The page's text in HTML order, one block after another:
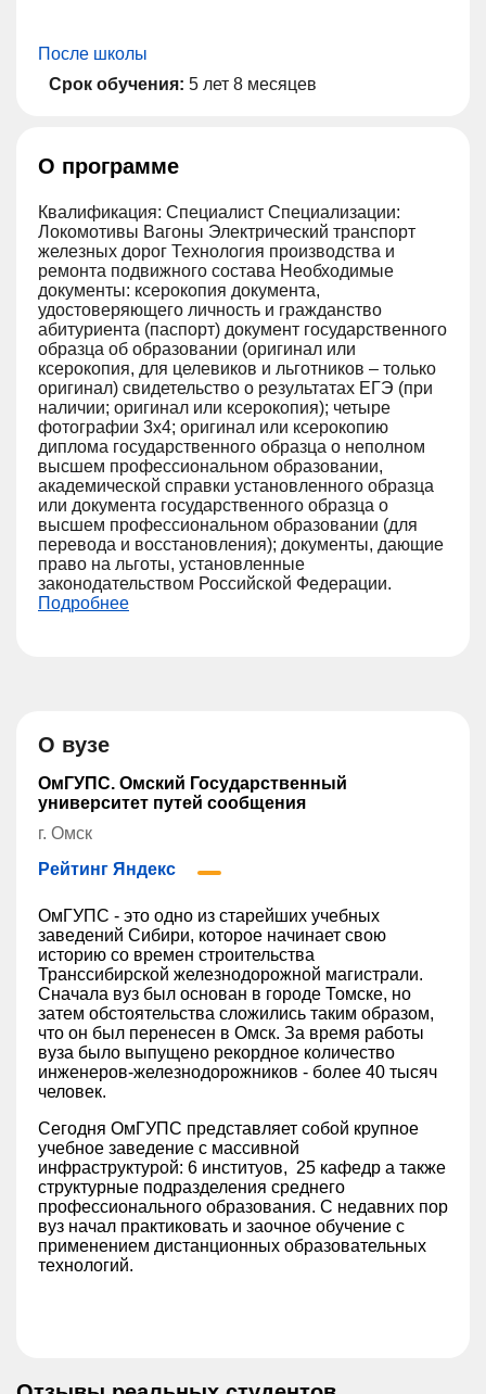
После школы
Срок обучения: 5 лет 8 месяцев
О программе
Квалификация: Специалист Специализации:
Локомотивы Вагоны Электрический транспорт
железных дорог Технология производства и
ремонта подвижного состава Необходимые
документы: ксерокопия документа,
удостоверяющего личность и гражданство
абитуриента (паспорт) документ государственного
образца об образовании (оригинал или
ксерокопия, для целевиков и льготников – только
оригинал) свидетельство о результатах ЕГЭ (при
наличии; оригинал или ксерокопия); четыре
фотографии 3х4; оригинал или ксерокопию
диплома государственного образца о неполном
высшем профессиональном образовании,
академической справки установленного образца
или документа государственного образца о
высшем профессиональном образовании (для
перевода и восстановления); документы, дающие
право на льготы, установленные
законодательством Российской Федерации.
Подробнее
О вузе
ОмГУПС. Омский Государственный
университет путей сообщения
г. Омск
Рейтинг Яндекс
ОмГУПС - это одно из старейших учебных
заведений Сибири, которое начинает свою
историю со времен строительства
Транссибирской железнодорожной магистрали.
Сначала вуз был основан в городе Томске, но
затем обстоятельства сложились таким образом,
что он был перенесен в Омск. За время работы
вуза было выпущено рекордное количество
инженеров-железнодорожников - более 40 тысяч
человек.
Сегодня ОмГУПС представляет собой крупное
учебное заведение с массивной
инфраструктурой: 6 институов, 25 кафедр а также
структурные подразделения среднего
профессионального образования. С недавних пор
вуз начал практиковать и заочное обучение с
применением дистанционных образовательных
технологий.